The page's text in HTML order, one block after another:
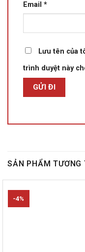
Email *
Lưu tên của
trình duyệt này
SẢN PHẨM TƯƠNG
-4%